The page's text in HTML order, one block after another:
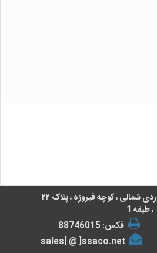
تهران ، خیابان سهروردی شمالی ، کوچه فیروزه ، پلاک ۲۲
، طبقه 1
فکس: 88746015
sales[ @ ]ssaco.net